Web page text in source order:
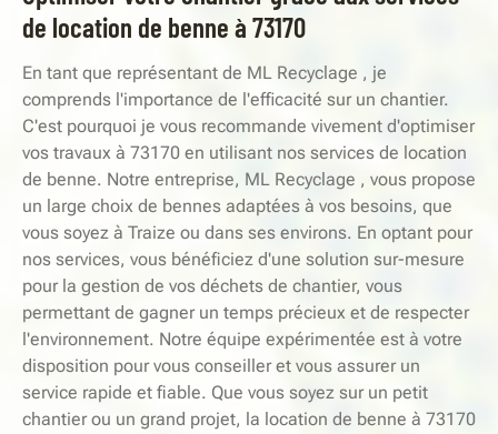
de location de benne à 73170
En tant que représentant de ML Recyclage , je
comprends l'importance de l'efficacité sur un chantier.
C'est pourquoi je vous recommande vivement d'optimiser
vos travaux à 73170 en utilisant nos services de location
de benne. Notre entreprise, ML Recyclage , vous propose
un large choix de bennes adaptées à vos besoins, que
vous soyez à Traize ou dans ses environs. En optant pour
nos services, vous bénéficiez d'une solution sur-mesure
pour la gestion de vos déchets de chantier, vous
permettant de gagner un temps précieux et de respecter
l'environnement. Notre équipe expérimentée est à votre
disposition pour vous conseiller et vous assurer un
service rapide et fiable. Que vous soyez sur un petit
chantier ou un grand projet, la location de benne à 73170